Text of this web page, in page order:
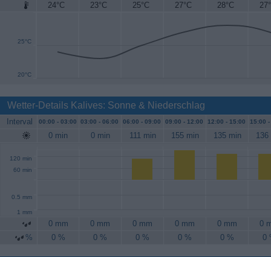
24°C 23°C 25°C 27°C 28°C
20°C
25°C
30°C
Wetter-Details Kalives: Sonne & Niederschlag
Interval 00:00 - 03:00 03:00 - 06:00 06:00 - 09:00 09:00 - 12:00 12:00 - 15:00 15:00 -
0 min 0 min 111 min 155 min 135 min 136
60 min
120 min
0.5 mm
1 mm
0 mm 0 mm 0 mm 0 mm 0 mm
0
%
0 % 0 % 0 % 0 % 0 % 0